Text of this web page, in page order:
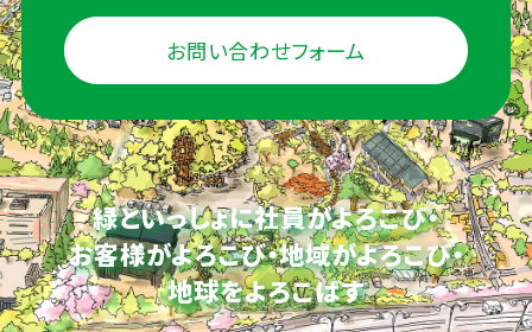
お問い合わせフォーム
緑といっしょに社員がよろこび・
お客様がよろこび・地域がよろこび・
地球をよろこばす